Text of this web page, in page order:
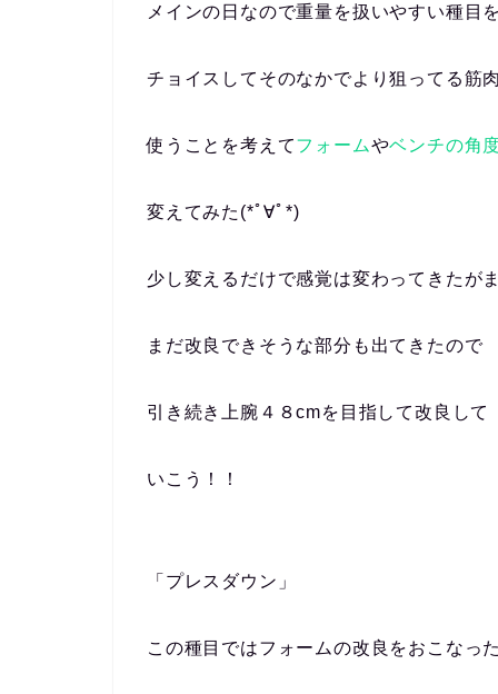
メインの日なので重量を扱いやすい種目を
チョイスしてそのなかでより狙ってる筋
使うことを考えてフォームやベンチの角
変えてみた(*ﾟ∀ﾟ*)
少し変えるだけで感覚は変わってきたが
まだ改良できそうな部分も出てきたので
引き続き上腕４８cmを目指して改良して
いこう！！
「プレスダウン」
この種目ではフォームの改良をおこなっ